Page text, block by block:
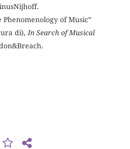
Phenomenology of Music”
di), In Search of Musical